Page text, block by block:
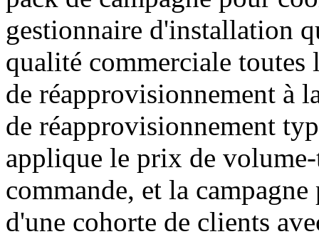
gestionnaire d'installation
qualité commerciale toutes
de réapprovisionnement à
de réapprovisionnement
applique le prix de
commande, et la
d'une cohorte de clients